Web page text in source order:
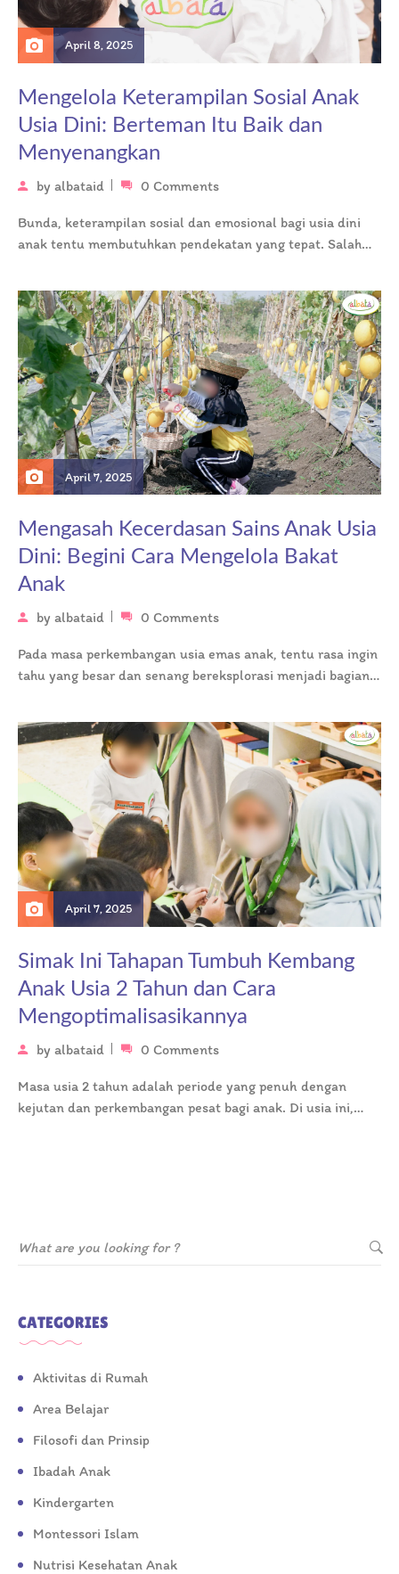
April 8, 2025
Mengelola Keterampilan Sosial Anak
Usia Dini: Berteman Itu Baik dan
Menyenangkan
by albataid 0 Comments
Bunda, keterampilan sosial dan emosional bagi usia dini
anak tentu membutuhkan pendekatan yang tepat. Salah
April 7, 2025
Mengasah Kecerdasan Sains Anak Usia
Dini: Begini Cara Mengelola Bakat
Anak
by albataid 0 Comments
Pada masa perkembangan usia emas anak, tentu rasa ingin
tahu yang besar dan senang bereksplorasi menjadi bagian
April 7, 2025
Simak Ini Tahapan Tumbuh Kembang
Anak Usia 2 Tahun dan Cara
Mengoptimalisasikannya
by albataid 0 Comments
Masa usia 2 tahun adalah periode yang penuh dengan
kejutan dan perkembangan pesat bagi anak. Di usia ini,
CATEGORIES
Aktivitas di Rumah
Area Belajar
Filosofi dan Prinsip
Ibadah Anak
Kindergarten
Montessori Islam
Nutrisi Kesehatan Anak